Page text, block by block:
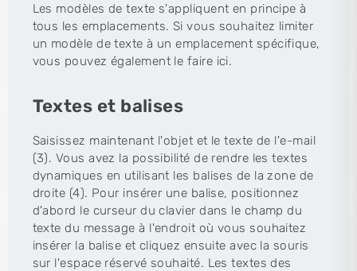
Les modèles de texte s'appliquent en principe à
tous les emplacements. Si vous souhaitez limiter
un modèle de texte à un emplacement spécifique,
vous pouvez également le faire ici.
Textes et balises
Saisissez maintenant l'objet et le texte de l'e-mail
(3). Vous avez la possibilité de rendre les textes
dynamiques en utilisant les balises de la zone de
droite (4). Pour insérer une balise, positionnez
d'abord le curseur du clavier dans le champ du
texte du message à l'endroit où vous souhaitez
insérer la balise et cliquez ensuite avec la souris
sur l'espace réservé souhaité. Les textes des